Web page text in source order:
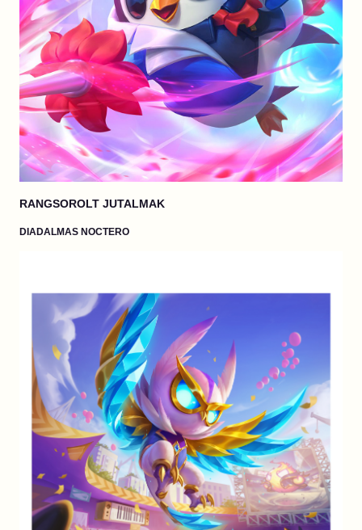
RANGSOROLT JUTALMAK
DIADALMAS NOCTERO